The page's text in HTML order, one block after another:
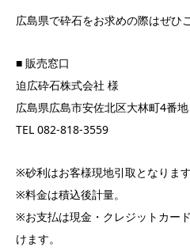
広島県で砕石をお求めの際はぜひ
■ 販売窓口
迫広砕石株式会社 様
広島県広島市安佐北区大林町4番地
TEL 082-818-3559
※砂利はお客様現地引取となります
※料金は積込後計量。
※お支払は現金・クレジットカー
けます。